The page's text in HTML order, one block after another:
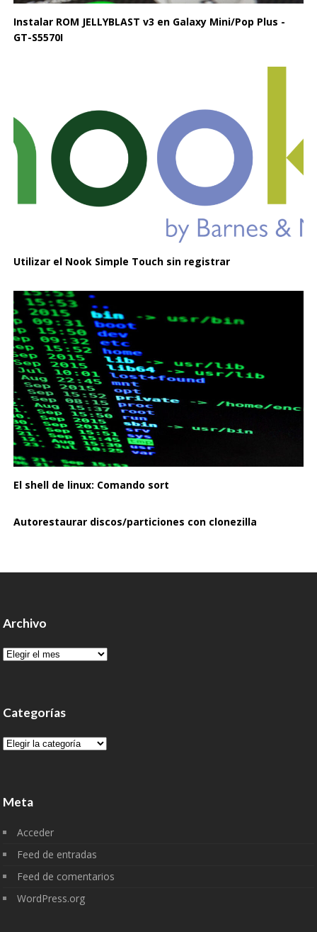
Instalar ROM JELLYBLAST v3 en Galaxy Mini/Pop Plus -
GT-S5570I
Utilizar el Nook Simple Touch sin registrar
El shell de linux: Comando sort
Autorestaurar discos/particiones con clonezilla
Archivo
Archivo
Categorías
Categorías
Meta
Acceder
Feed de entradas
Feed de comentarios
WordPress.org